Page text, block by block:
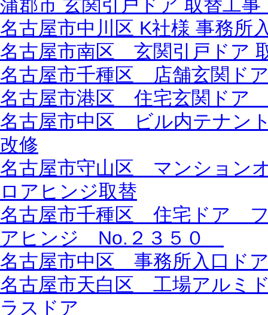
蒲郡市 玄関引戸ドア 取替工
名古屋市中川区 K社様 事務所
名古屋市南区 玄関引戸ド
名古屋市千種区 店舗玄関ド
名古屋市港区 住宅玄関ドア
名古屋市中区 ビル内テナン
改修
名古屋市守山区 マンション
ロアヒンジ取替
名古屋市千種区 住宅ドア
アヒンジ No.２３５０
名古屋市中区 事務所入口ド
名古屋市天白区 工場アルミ
ラスドア